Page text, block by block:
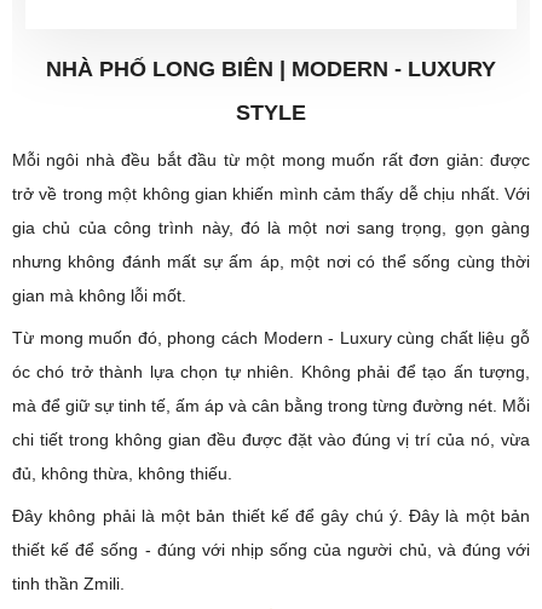
NHÀ PHỐ LONG BIÊN | MODERN - LUXURY
STYLE
Mỗi ngôi nhà đều bắt đầu từ một mong muốn rất đơn giản: được
trở về trong một không gian khiến mình cảm thấy dễ chịu nhất. Với
gia chủ của công trình này, đó là một nơi sang trọng, gọn gàng
nhưng không đánh mất sự ấm áp, một nơi có thể sống cùng thời
gian mà không lỗi mốt.
Từ mong muốn đó, phong cách Modern - Luxury cùng chất liệu gỗ
óc chó trở thành lựa chọn tự nhiên. Không phải để tạo ấn tượng,
mà để giữ sự tinh tế, ấm áp và cân bằng trong từng đường nét. Mỗi
chi tiết trong không gian đều được đặt vào đúng vị trí của nó, vừa
đủ, không thừa, không thiếu.
Đây không phải là một bản thiết kế để gây chú ý. Đây là một bản
thiết kế để sống - đúng với nhịp sống của người chủ, và đúng với
tinh thần Zmili.